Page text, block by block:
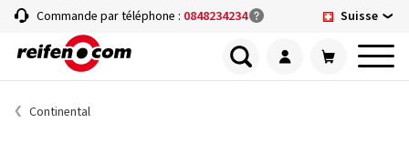
Commande par téléphone : 0848234234 Suisse
Continental